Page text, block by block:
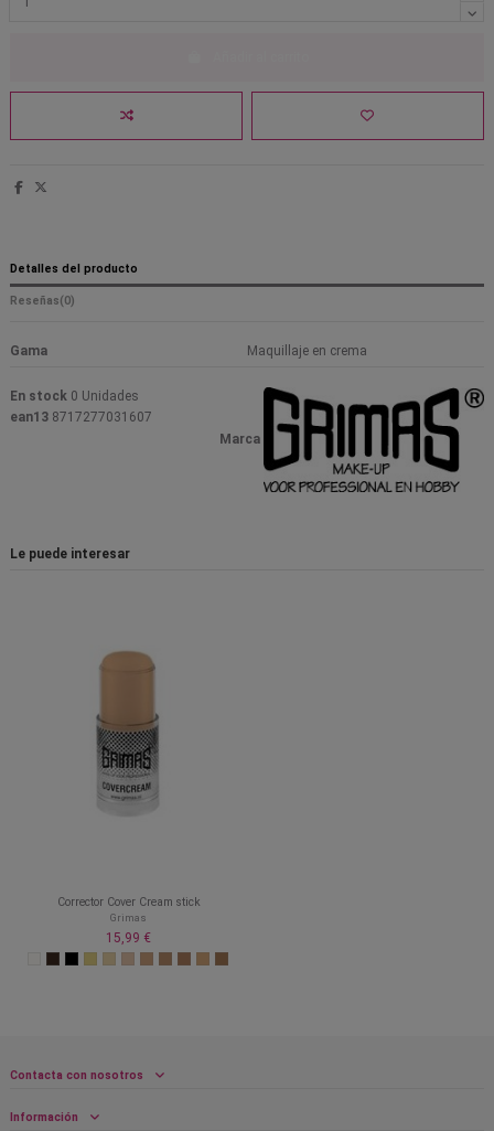
Detalles del producto
Reseñas(0)
Gama Maquillaje en crema
Marca
En stock 0 Unidades
ean13 8717277031607
Le puede interesar
Corrector Cover Cream stick
Grimas
15,99 €
Contacta con nosotros
Información